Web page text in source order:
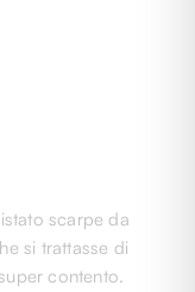
scarpe da
si trattasse di
contento.